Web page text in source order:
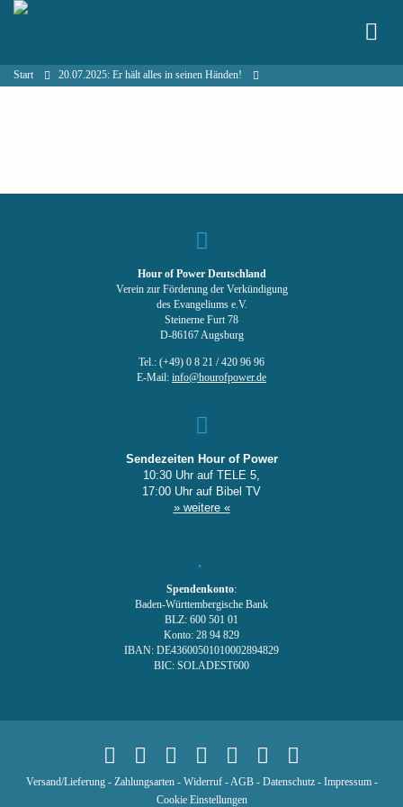
Start 20.07.2025: Er hält alles in seinen Händen!
Hour of Power Deutschland
Verein zur Förderung der Verkündigung
des Evangeliums e.V.
Steinerne Furt 78
D-86167 Augsburg
Tel.: (+49) 0 8 21 / 420 96 96
E-Mail: info@hourofpower.de
Sendezeiten Hour of Power
10:30 Uhr auf TELE 5,
17:00 Uhr auf Bibel TV
» weitere «
Spendenkonto:
Baden-Württembergische Bank
BLZ: 600 501 01
Konto: 28 94 829
IBAN: DE43600501010002894829
BIC: SOLADEST600
Versand/Lieferung- Zahlungsarten- Widerruf-AGB- Datenschutz- Impressum-
Cookie Einstellungen